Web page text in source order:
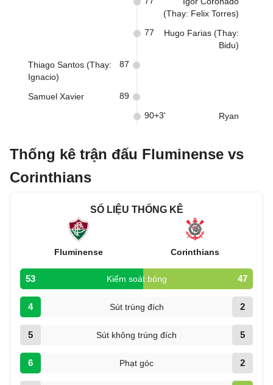
(Thay: Felix Torres)
Hugo Farias (Thay:
Bidu)
77
Thiago Santos (Thay:
Ignacio)
87
Samuel Xavier 89
Ryan
90+3'
Thống kê trận đấu Fluminense vs
Corinthians
SỐ LIỆU THỐNG KÊ
Fluminense Corinthians
53 Kiểm soát bóng 47
4 Sút trúng đích 2
5 Sút không trúng đích 5
6 Phạt góc 2